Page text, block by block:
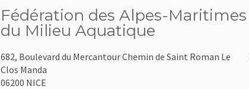
Fédération des Alpes-
du Milieu Aquatique
682, Boulevard du Mercantour Chemin de Saint Roman Le
Clos Manda
06200 NICE